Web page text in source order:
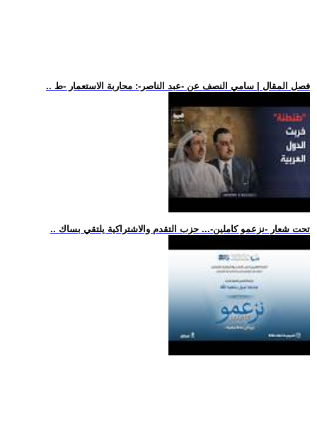
.. فصل المقال | سامي النصف عن -عبد الناصر-: محاربة الاستعمار -ط
.. تحت شعار -نزعمو كاملين-... حزب التقدم والاشتراكية يلتقي بساك